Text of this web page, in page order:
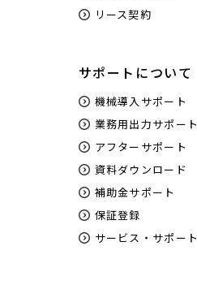
リース契約
サポートについて
機械導入サポート
業務用出力サポート
アフターサポート
資料ダウンロード
補助金サポート
保証登録
サービス・サポート